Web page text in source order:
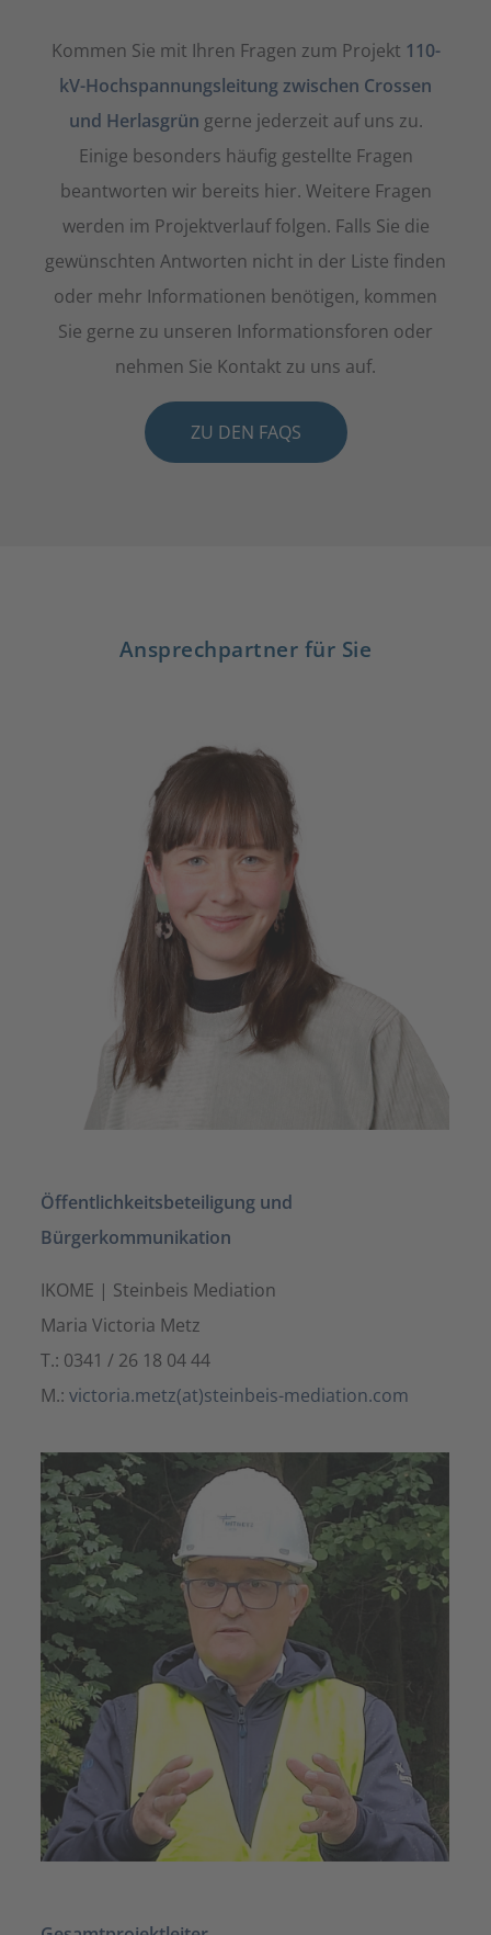
Kommen Sie mit Ihren Fragen zum Projekt 110-
kV-Hochspannungsleitung zwischen Crossen
und Herlasgrün gerne jederzeit auf uns zu.
Einige besonders häufig gestellte Fragen
beantworten wir bereits hier. Weitere Fragen
werden im Projektverlauf folgen. Falls Sie die
gewünschten Antworten nicht in der Liste finden
oder mehr Informationen benötigen, kommen
Sie gerne zu unseren Informationsforen oder
nehmen Sie Kontakt zu uns auf.
ZU DEN FAQS
Ansprechpartner für Sie
Öffentlichkeitsbeteiligung und
Bürgerkommunikation
IKOME | Steinbeis Mediation
Maria Victoria Metz
T.: 0341 / 26 18 04 44
M.:victoria.metz(at)steinbeis-mediation.com